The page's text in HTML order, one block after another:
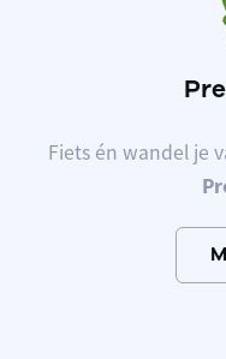
Fiets én wandel je